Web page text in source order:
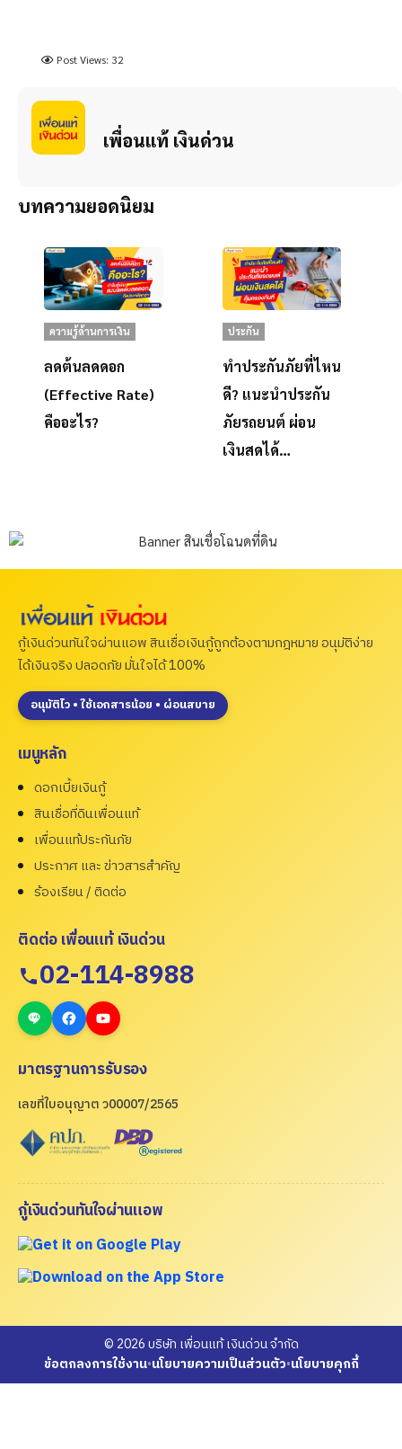
Post Views: 32
เพื่อนแท้ เงินด่วน
บทความยอดนิยม
ความรู้ด้านการเงิน
ลดต้นลดดอก
(Effective Rate)
คืออะไร?
ประกัน
ทำประกันภัยที่ไหน
ดี? แนะนำประกัน
ภัยรถยนต์ ผ่อน
เงินสดได้…
กู้เงินด่วนทันใจผ่านแอพ สินเชื่อเงินกู้ถูกต้องตามกฎหมาย อนุมัติง่าย
ได้เงินจริง ปลอดภัย มั่นใจได้ 100%
อนุมัติไว • ใช้เอกสารน้อย • ผ่อนสบาย
เมนูหลัก
ดอกเบี้ยเงินกู้
สินเชื่อที่ดินเพื่อนแท้
เพื่อนแท้ประกันภัย
ประกาศ และ ข่าวสารสำคัญ
ร้องเรียน / ติดต่อ
ติดต่อ เพื่อนแท้ เงินด่วน
02-114-8988
มาตรฐานการรับรอง
เลขที่ใบอนุญาต ว00007/2565
กู้เงินด่วนทันใจผ่านแอพ
© 2026 บริษัท เพื่อนแท้ เงินด่วน จำกัด
ข้อตกลงการใช้งาน•นโยบายความเป็นส่วนตัว•นโยบายคุกกี้